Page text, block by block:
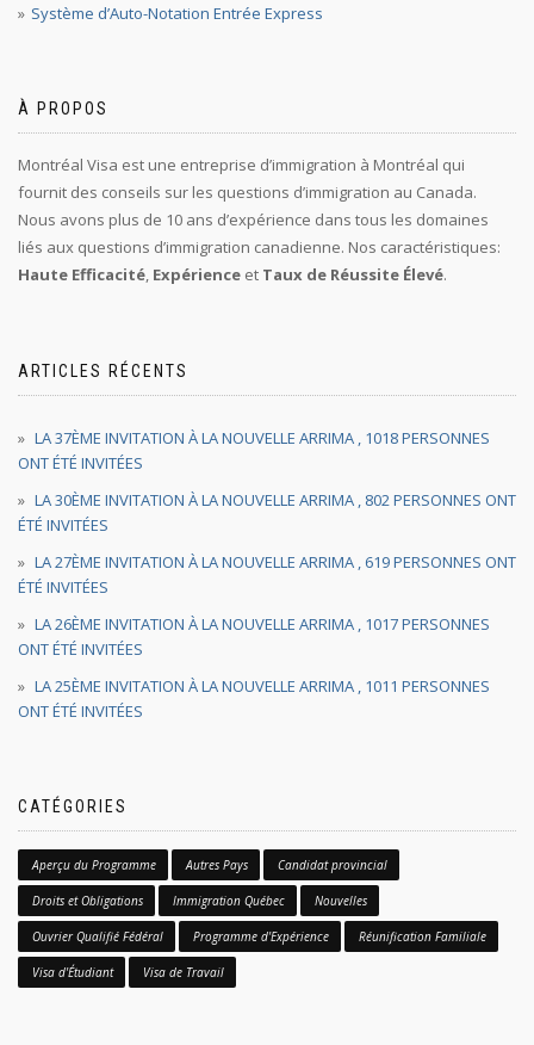
Système d’Auto-Notation Entrée Express
À PROPOS
Montréal Visa est une entreprise d’immigration à Montréal qui
fournit des conseils sur les questions d’immigration au Canada.
Nous avons plus de 10 ans d’expérience dans tous les domaines
liés aux questions d’immigration canadienne. Nos caractéristiques:
Haute Efficacité Expérience et Taux de Réussite Élevé.
ARTICLES RÉCENTS
LA 37ÈME INVITATION À LA NOUVELLE ARRIMA , 1018 PERSONNES
ONT ÉTÉ INVITÉES
LA 30ÈME INVITATION À LA NOUVELLE ARRIMA , 802 PERSONNES ONT
ÉTÉ INVITÉES
LA 27ÈME INVITATION À LA NOUVELLE ARRIMA , 619 PERSONNES ONT
ÉTÉ INVITÉES
LA 26ÈME INVITATION À LA NOUVELLE ARRIMA , 1017 PERSONNES
ONT ÉTÉ INVITÉES
LA 25ÈME INVITATION À LA NOUVELLE ARRIMA , 1011 PERSONNES
ONT ÉTÉ INVITÉES
CATÉGORIES
Aperçu du Programme Autres Pays Candidat provincial
Droits et Obligations Immigration Québec Nouvelles
Ouvrier Qualifié Fédéral Programme d'Expérience Réunification Familiale
Visa d'Étudiant Visa de Travail